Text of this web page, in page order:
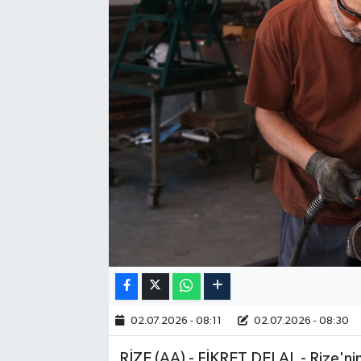
02.07.2026 - 08:11 02.07.2026 - 08:30